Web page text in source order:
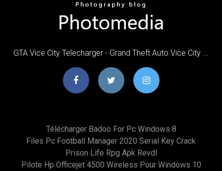
GTA Vice City Telecharger - Grand Theft Auto Vice City ...
Télécharger Badoo For Pc Windows 8
Files Pc Football Manager 2020 Serial Key Crack
Prison Life Rpg Apk Revdl
Pilote Hp Officejet 4500 Wireless Pour Windows 10